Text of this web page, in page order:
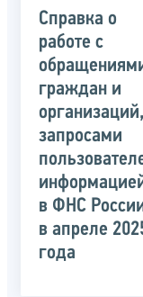
Справка о
работе с
граждан и
организаций,
запросами
в ФНС
в апреле
года